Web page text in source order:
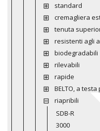
standard
cremagliera
tenuta
resistenti agli
biodegradabili
rilevabili
rapide
BELTO, a testa
riapribili
SDB-R
3000